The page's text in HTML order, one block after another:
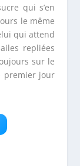
qui s’en
le même
qui attend
repliées
sur le
premier jour